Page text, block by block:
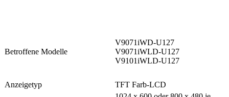
Betroffene Modelle
V9071iWD-U127
V9071iWLD-U127
V9101iWLD-U127
Anzeigetyp
TFT Farb-LCD